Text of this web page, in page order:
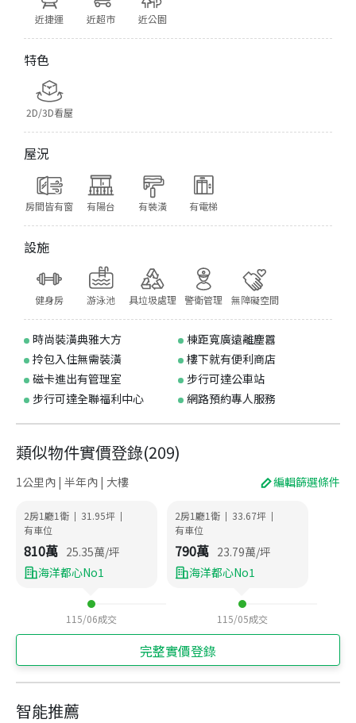
近捷運 近超市 近公園
特色
2D/3D看屋
屋況
房間皆有窗 有陽台 有裝潢 有電梯
設施
健身房 游泳池 具垃圾處理 警衛管理 無障礙空間
時尚裝潢典雅大方
棟距寬廣遠離塵囂
拎包入住無需裝潢
樓下就有便利商店
磁卡進出有管理室
步行可達公車站
步行可達全聯福利中心
網路預約專人服務
類似物件實價登錄(209)
1公里內 | 半年內 | 大樓 編輯篩選條件
2房1廳1衛 | 31.95坪 |
有車位
810萬 25.35萬/坪
海洋都心No1
115/06成交
2房1廳1衛 | 33.67坪 |
有車位
790萬 23.79萬/坪
海洋都心No1
115/05成交
完整實價登錄
智能推薦